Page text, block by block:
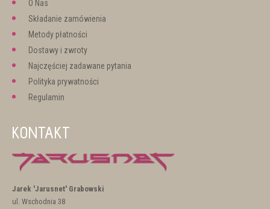
O Nas
Składanie zamówienia
Metody płatności
Dostawy i zwroty
Najczęściej zadawane pytania
Polityka prywatności
Regulamin
KONTAKT
Jarek 'Jarusnet' Grabowski
ul. Wschodnia 38